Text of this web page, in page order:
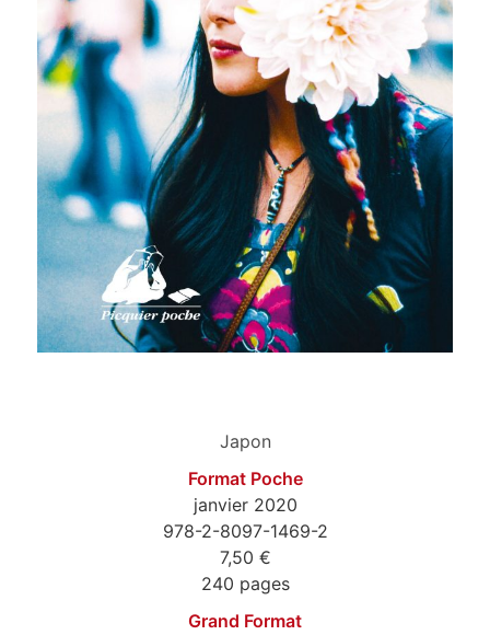
Japon
Format Poche
janvier 2020
978-2-8097-1469-2
7,50 €
240 pages
Grand Format